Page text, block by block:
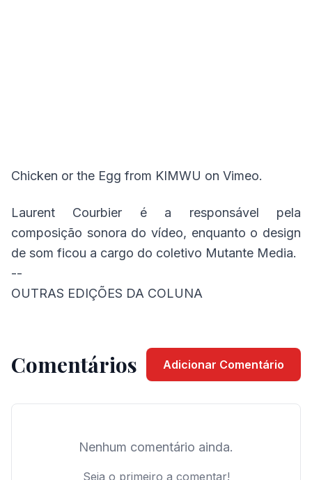
Chicken or the Egg from KIMWU on Vimeo.
Laurent Courbier é a responsável pela
composição sonora do vídeo, enquanto o design
de som ficou a cargo do coletivo Mutante Media.
--
OUTRAS EDIÇÕES DA COLUNA
Comentários Adicionar Comentário
Nenhum comentário ainda.
Seja o primeiro a comentar!